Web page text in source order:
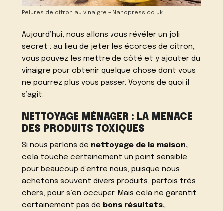
Pelures de citron au vinaigre – Nanopress.co.uk
Aujourd’hui, nous allons vous révéler un joli
secret : au lieu de jeter les écorces de citron,
vous pouvez les mettre de côté et y ajouter du
vinaigre pour obtenir quelque chose dont vous
ne pourrez plus vous passer. Voyons de quoi il
s’agit.
NETTOYAGE MÉNAGER : LA MENACE
DES PRODUITS TOXIQUES
Si nous parlons de nettoyage de la maison,
cela touche certainement un point sensible
pour beaucoup d’entre nous, puisque nous
achetons souvent divers produits, parfois très
chers, pour s’en occuper. Mais cela ne garantit
certainement pas de bons résultats,.